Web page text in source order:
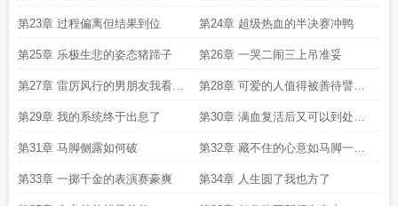
第23章 过程偏离但结果到位 第24章 超级热血的半决赛冲鸭
第25章 乐极生悲的姿态猪蹄子 第26章 一哭二闹三上吊准妥
第27章 雷厉风行的男朋友我看不
见
第28章 可爱的人值得被善待譬如
我
第29章 我的系统终于出息了 第30章 满血复活后又可以到处浪
了
第31章 马脚侧露如何破 第32章 藏不住的心意如马脚一样
侧露
第33章 一掷千金的表演赛豪爽 第34章 人生圆了我也方了